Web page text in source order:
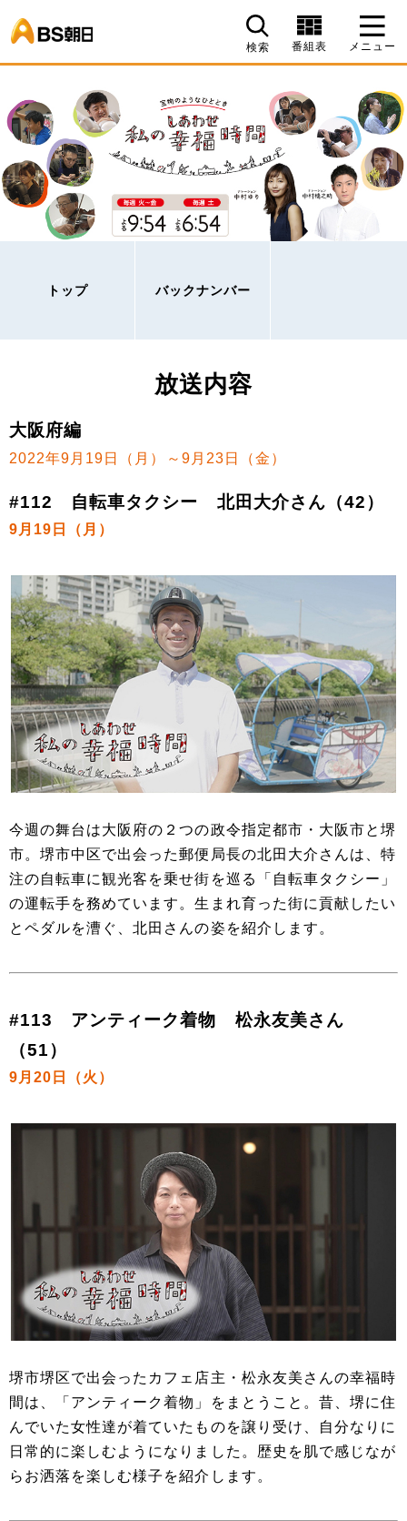
検索 番組表 メニュー
トップ バックナンバー
放送内容
大阪府編
2022年9月19日（月）～9月23日（金）
#112 自転車タクシー 北田大介さん（42）
9月19日（月）
今週の舞台は大阪府の２つの政令指定都市・大阪市と堺
市。堺市中区で出会った郵便局長の北田大介さんは、特
注の自転車に観光客を乗せ街を巡る「自転車タクシー」
の運転手を務めています。生まれ育った街に貢献したい
とペダルを漕ぐ、北田さんの姿を紹介します。
#113 アンティーク着物 松永友美さん
（51）
9月20日（火）
堺市堺区で出会ったカフェ店主・松永友美さんの幸福時
間は、「アンティーク着物」をまとうこと。昔、堺に住
んでいた女性達が着ていたものを譲り受け、自分なりに
日常的に楽しむようになりました。歴史を肌で感じなが
らお洒落を楽しむ様子を紹介します。